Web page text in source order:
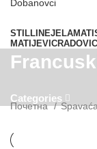
STILLINEJELA
MATIJEVIC
Categories
Почетна